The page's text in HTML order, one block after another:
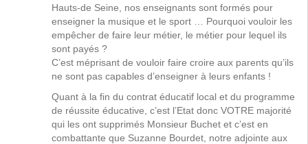
Hauts-de Seine, nos enseignants sont formés pour
enseigner la musique et le sport … Pourquoi vouloir les
empêcher de faire leur métier, le métier pour lequel ils
sont payés ?
C’est méprisant de vouloir faire croire aux parents qu’ils
ne sont pas capables d’enseigner à leurs enfants !
Quant à la fin du contrat éducatif local et du programme
de réussite éducative, c’est l’Etat donc VOTRE majorité
qui les ont supprimés Monsieur Buchet et c’est en
combattante que Suzanne Bourdet, notre adjointe aux